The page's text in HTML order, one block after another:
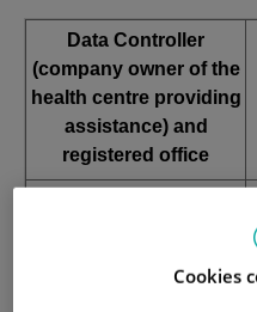
Data Controller
(company owner of the
health centre providing
assistance) and
registered office
Cookies